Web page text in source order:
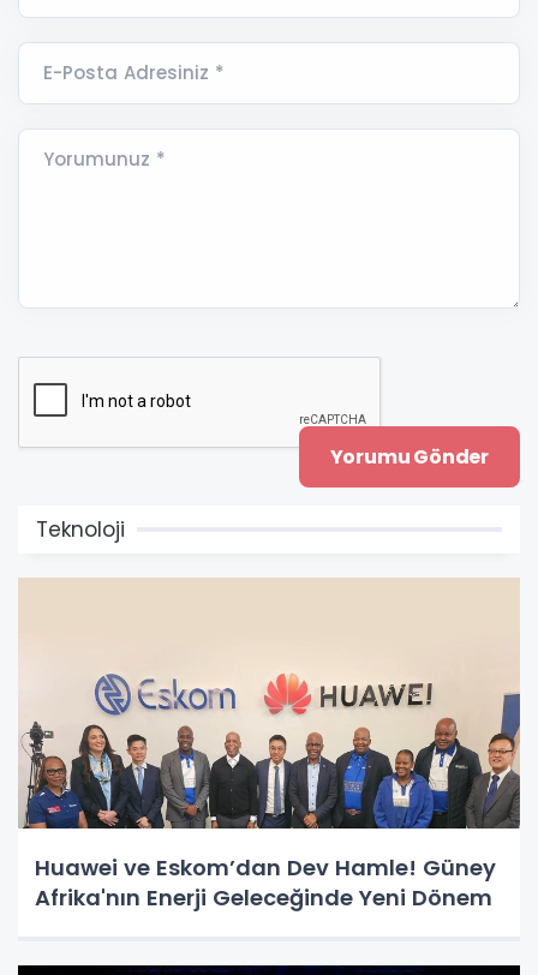
E-Posta Adresiniz *
Yorumunuz *
Teknoloji
Huawei ve Eskom’dan Dev Hamle! Güney
Afrika'nın Enerji Geleceğinde Yeni Dönem